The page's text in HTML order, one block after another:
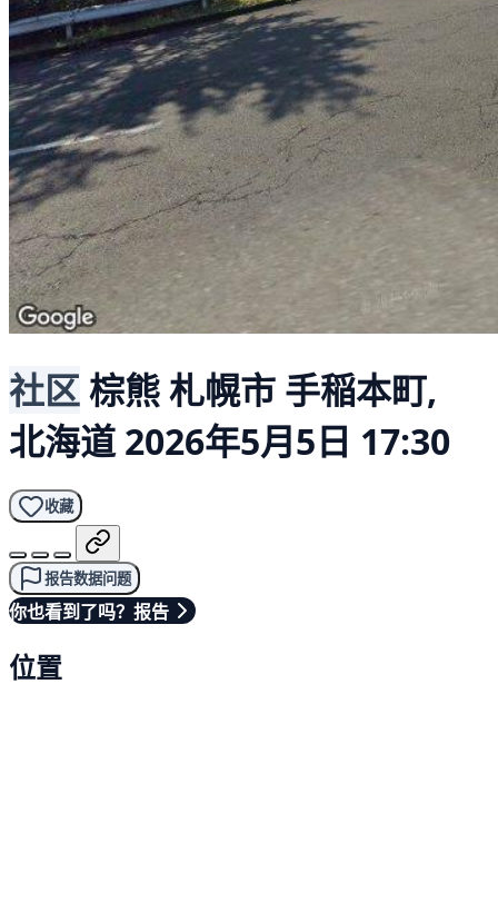
社区棕熊札幌市 手稲本町,
北海道 2026年5月5日 17:30
收藏
报告数据问题
你也看到了吗？报告
位置